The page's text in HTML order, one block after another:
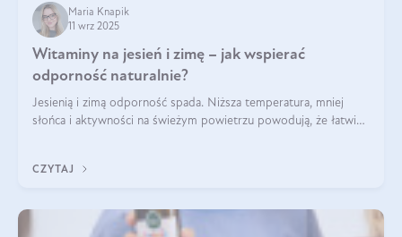
Maria Knapik
11 wrz 2025
Witaminy na jesień i zimę – jak wspierać
odporność naturalnie?
Jesienią i zimą odporność spada. Niższa temperatura, mniej
słońca i aktywności na świeżym powietrzu powodują, że łatwiej
suplementować jesienią i zimą?
CZYTAJ